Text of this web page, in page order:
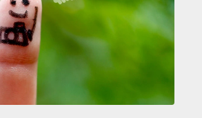
can catch me and my family
See you next
樂!我希望你們都喜歡這集。
後分享給你的朋友們。一定要